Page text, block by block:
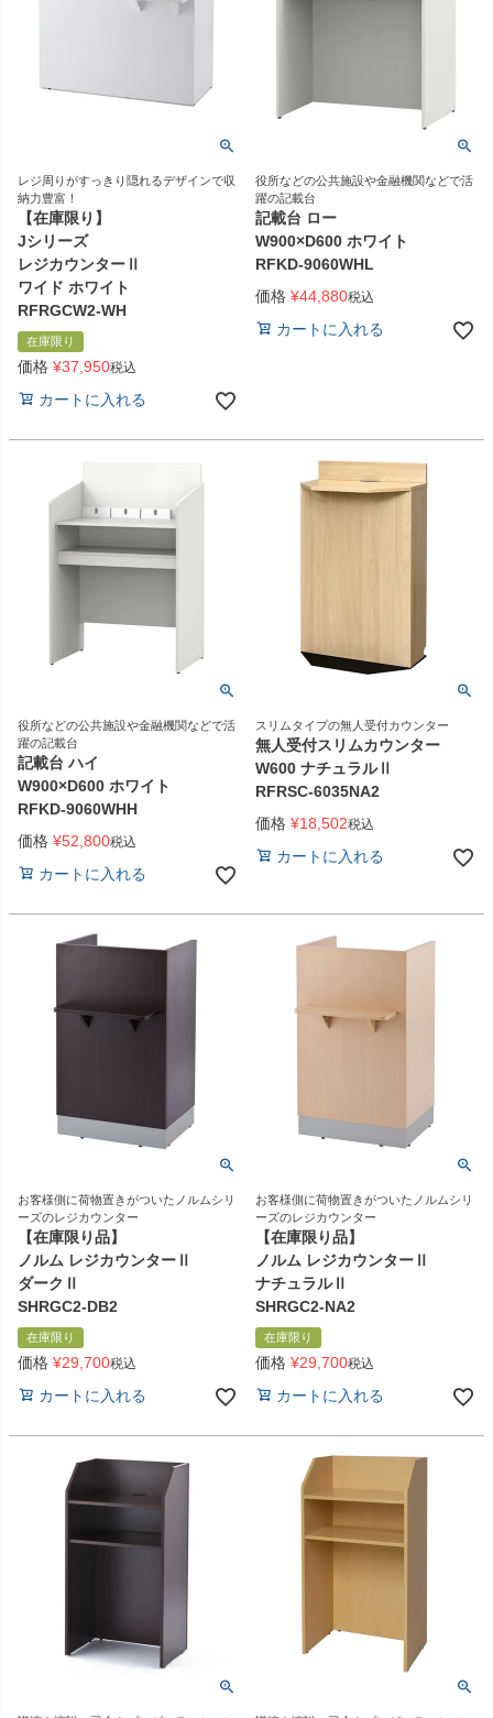
レジ周りがすっきり隠れるデザインで収
納力豊富！
【在庫限り】
Jシリーズ
レジカウンターⅡ
ワイド ホワイト
RFRGCW2-WH
在庫限り
価格 ¥37,950税込
カートに入れる
役所などの公共施設や金融機関などで活
躍の記載台
記載台 ロー
W900×D600 ホワイト
RFKD-9060WHL
価格 ¥44,880税込
カートに入れる
役所などの公共施設や金融機関などで活
躍の記載台
記載台 ハイ
W900×D600 ホワイト
RFKD-9060WHH
価格 ¥52,800税込
カートに入れる
スリムタイプの無人受付カウンター
無人受付スリムカウンター
W600 ナチュラルⅡ
RFRSC-6035NA2
価格 ¥18,502税込
カートに入れる
お客様側に荷物置きがついたノルムシリ
ーズのレジカウンター
【在庫限り品】
ノルム レジカウンターⅡ
ダークⅡ
SHRGC2-DB2
在庫限り
価格 ¥29,700税込
カートに入れる
お客様側に荷物置きがついたノルムシリ
ーズのレジカウンター
【在庫限り品】
ノルム レジカウンターⅡ
ナチュラルⅡ
SHRGC2-NA2
在庫限り
価格 ¥29,700税込
カートに入れる